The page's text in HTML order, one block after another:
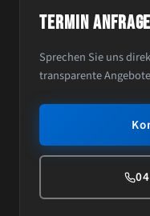
TERMIN
Sprechen Sie uns
transparente